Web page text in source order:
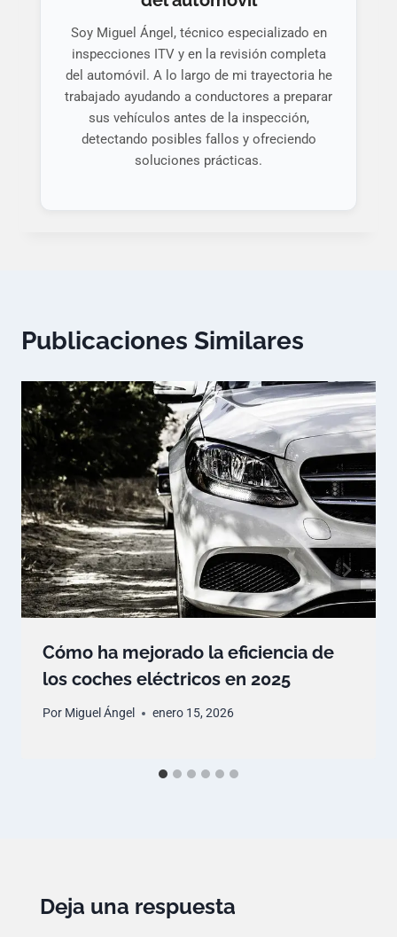
Soy Miguel Ángel, técnico especializado en
inspecciones ITV y en la revisión completa
del automóvil. A lo largo de mi trayectoria he
trabajado ayudando a conductores a preparar
sus vehículos antes de la inspección,
detectando posibles fallos y ofreciendo
soluciones prácticas.
Publicaciones Similares
Cómo ha mejorado la eficiencia de
los coches eléctricos en 2025
Por Miguel Ángel enero 15, 2026
Deja una respuesta